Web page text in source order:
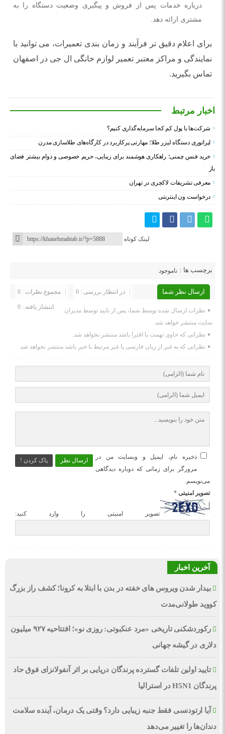
درباره خدمات پس از فروش و پیگیری وضعیت دستگاه را به
مشتری ارائه دهد.
برای اعلام دقیق ‌تر فرآیند و زمان ‌بندی تعمیرات، می‌ توانید با
نمایندگی و مراکز معتبر تعمیر لوازم خانگی ال جی در اصفهان
تماس بگیرید.
اخبار مرتبط
شرکت‌ها با پول کم کجا سرمایه‌گذاری کنیم؟
اپراتوری دستگاه لیزر طلا؛ مهارتی پرکاربرد در کارگاه‌های طلاسازی مدرن
خرید فنس چمنی؛ راهکاری هوشمند برای زیبایی، حریم خصوصی و دوام بیشتر فضای
باز
معرفی تشریفات لاکچری در تهران
درخواست ون اینترنتی
لینک کوتاه
برچسب ها : ناموجود
ارسال نظر شما مجموع نظرات : 0 در انتظار بررسی : 0
انتشار یافته : 0
نظرات ارسال شده توسط شما، پس از تایید توسط مدیران
سایت منتشر خواهد شد.
نظراتی که حاوی تهمت یا افترا باشد منتشر نخواهد شد.
نظراتی که به غیر از زبان فارسی یا غیر مرتبط با خبر باشد منتشر نخواهد شد.
ارسال نظر پاک کردن !
ذخیره نام، ایمیل و وبسایت من در
مرورگر برای زمانی که دوباره دیدگاهی
می‌نویسم.
تصویر امنیتی *
تصویر امنیتی را وارد کنید:
آخرین اخبار
بیدار شدن ویروس‌ های خفته در بدن با ابتلا به کرونا؛ کشف راز بزرگ
کووید طولانی‌مدت
رکوردشکنی تاریخی «مرد عنکبوتی: روزی نو»؛ افتتاحیه ۹۲۷ میلیون
دلاری در گیشه جهانی
تایید اولین تلفات گسترده پرندگان دریایی بر اثر آنفولانزای فوق حاد
پرندگان H5N1 در استرالیا
آیا ارتودنسی فقط جنبه زیبایی دارد؟ وقتی یک درمان، آینده سلامت
دندان‌ها را تغییر می‌دهد